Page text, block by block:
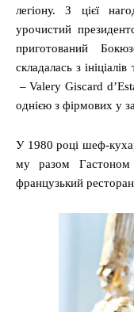
легіону. З цієї
урочистий
приготований
складалась з
‒ Valеry Giscard
однією з фірмових у
У 1980 році шеф-
му разом
французький